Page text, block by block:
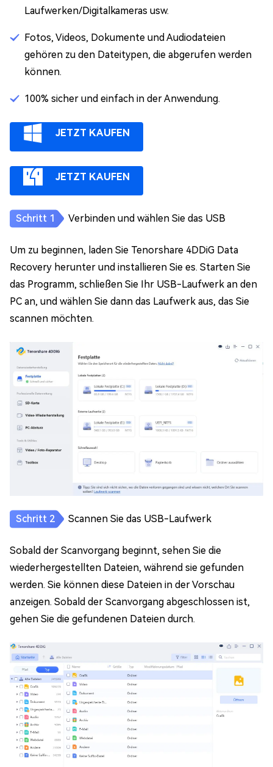
Laufwerken/Digitalkameras usw.
Fotos, Videos, Dokumente und Audiodateien
gehören zu den Dateitypen, die abgerufen werden
können.
100% sicher und einfach in der Anwendung.
JETZT KAUFEN
JETZT KAUFEN
Verbinden und wählen Sie das USB
Um zu beginnen, laden Sie Tenorshare 4DDiG Data
Recovery herunter und installieren Sie es. Starten Sie
das Programm, schließen Sie Ihr USB-Laufwerk an den
PC an, und wählen Sie dann das Laufwerk aus, das Sie
scannen möchten.
Scannen Sie das USB-Laufwerk
Sobald der Scanvorgang beginnt, sehen Sie die
wiederhergestellten Dateien, während sie gefunden
werden. Sie können diese Dateien in der Vorschau
anzeigen. Sobald der Scanvorgang abgeschlossen ist,
gehen Sie die gefundenen Dateien durch.